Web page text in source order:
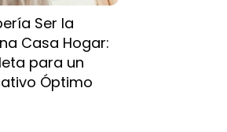
Ser la
Casa Hogar:
para un
Óptimo